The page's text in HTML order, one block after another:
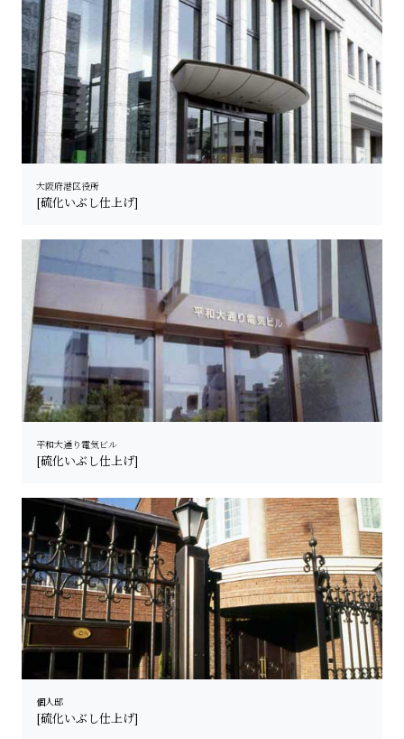
大阪府港区役所
[硫化いぶし仕上げ]
平和大通り電気ビル
[硫化いぶし仕上げ]
個人邸
[硫化いぶし仕上げ]